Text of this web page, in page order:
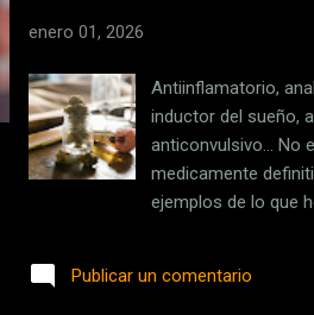
enero 01, 2026
Antiinflamatorio,
inductor del sueño,
anticonvulsivo... No
medicamente
ejemplos de lo que
Canadá, un 27% de
Publicar un comentario